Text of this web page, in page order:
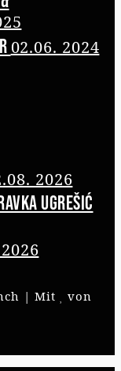
02.06. 2024
2026
Ugrešić
| Mit
von